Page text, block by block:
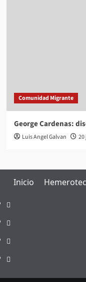
Comunidad Migrante
George Cardenas:
Luis Angel Galvan 20
Inicio
Inicio
Hemeroteca
Privacidad
Edición